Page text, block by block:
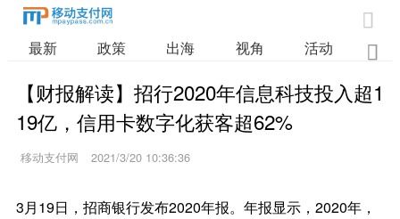

最新 政策 出海 视角 活动 业

【财报解读】招行2020年信息科技投入超1
19亿，信用卡数字化获客超62%
移动支付网 2021/3/20 10:36:36
3月19日，招商银行发布2020年报。年报显示，2020年，